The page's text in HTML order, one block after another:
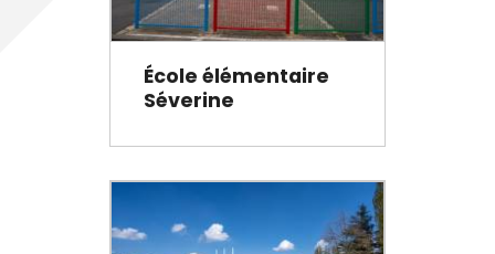
École élémentaire
Séverine